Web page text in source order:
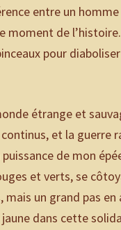
entre un
moment de
pour
étrange et
et la guerre
de mon
et verts, se
un grand pas en
dans cette